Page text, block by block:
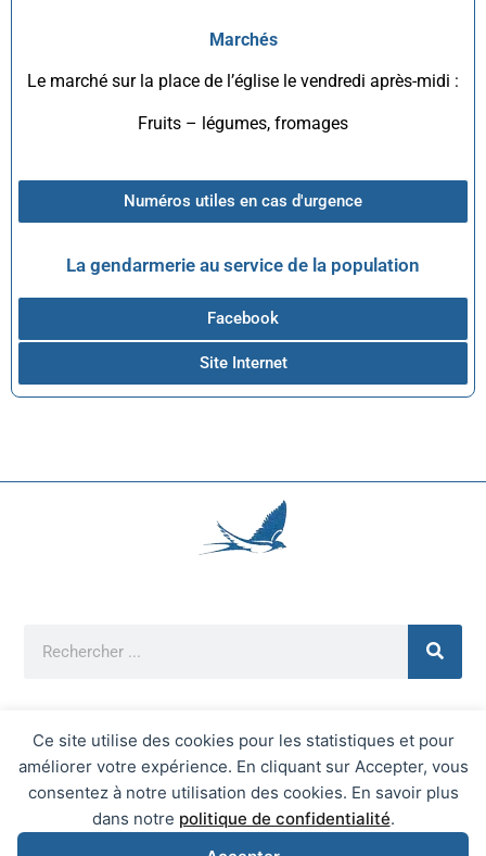
Ce site utilise des cookies pour les statistiques et pour
améliorer votre expérience. En cliquant sur Accepter, vous
consentez à notre utilisation des cookies. En savoir plus
dans notre politique de confidentialité.
Marchés
Le marché sur la place de l’église le vendredi après-midi :
Fruits – légumes, fromages
Numéros utiles en cas d'urgence
La gendarmerie au service de la population
Facebook
Site Internet
Mentions Légales
Mairie d'Écrainville © 2026 Tous Droits Réservés